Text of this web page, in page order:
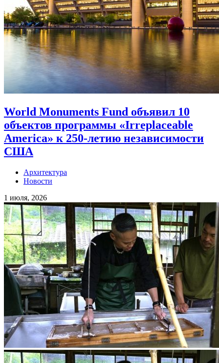
World Monuments Fund объявил 10
объектов программы «Irreplaceable
America» к 250-летию независимости
США
Архитектура
Новости
1 июля, 2026